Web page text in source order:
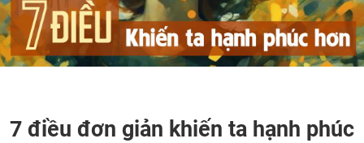
7 điều đơn giản khiến ta hạnh phúc